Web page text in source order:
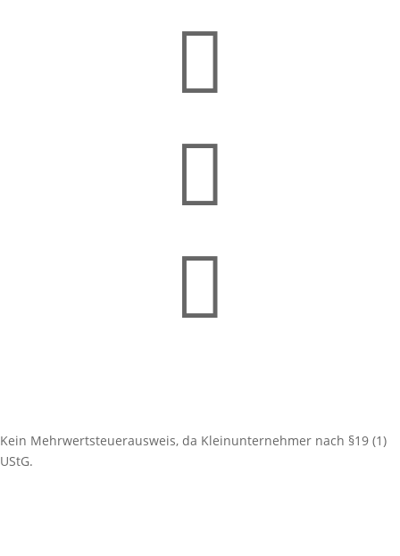



Kein Mehrwertsteuerausweis, da Kleinunternehmer nach §19 (1)
UStG.